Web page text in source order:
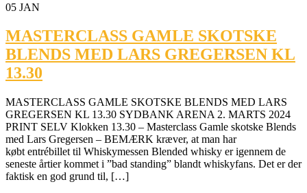
05 JAN
MASTERCLASS GAMLE SKOTSKE
BLENDS MED LARS GREGERSEN KL
13.30
MASTERCLASS GAMLE SKOTSKE BLENDS MED LARS
GREGERSEN KL 13.30 SYDBANK ARENA 2. MARTS 2024
PRINT SELV Klokken 13.30 – Masterclass Gamle skotske Blends
med Lars Gregersen – BEMÆRK kræver, at man har
købt entrébillet til Whiskymessen Blended whisky er igennem de
seneste årtier kommet i ”bad standing” blandt whiskyfans. Det er der
faktisk en god grund til, […]